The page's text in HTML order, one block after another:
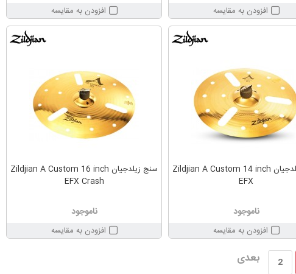
افزودن به مقایسه افزودن به مقایسه
سنج زیلدجیان Zildjian A Custom 14 inch
EFX
ناموجود
افزودن به مقایسه
سنج زیلدجیان Zildjian A Custom 16 inch
EFX Crash
ناموجود
افزودن به مقایسه
2 بعدی